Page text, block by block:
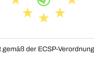
gemäß der ECSP-